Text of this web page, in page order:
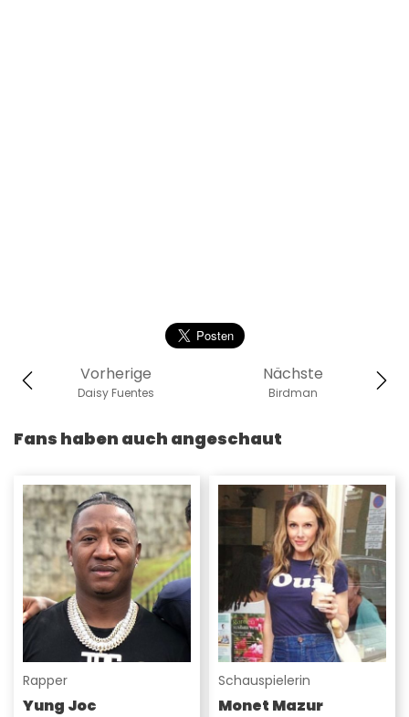
Nächste
Birdman
Vorherige
Daisy Fuentes
Fans haben auch angeschaut
Rapper
Yung Joc
Schauspielerin
Monet Mazur